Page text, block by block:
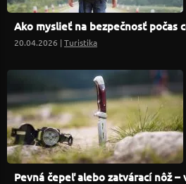
Ako myslieť na bezpečnosť počas
20.04.2026 |Turistika
Pevná čepeľ alebo zatvárací nôž